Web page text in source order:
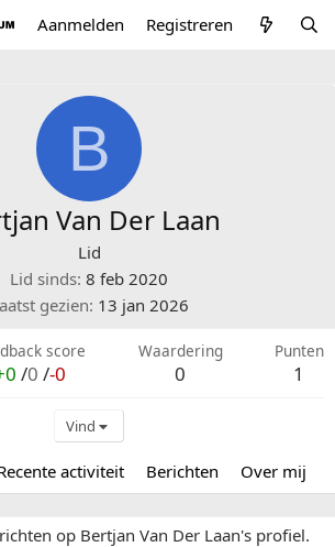
Aanmelden Registreren
B
Van Der Laan
Lid
Lid sinds 8 feb 2020
gezien 13 jan 2026
score
/0 /-0
Waardering
0
Punten
1
Vind
activiteit Berichten Over mij
op Bertjan Van Der Laan's profiel.